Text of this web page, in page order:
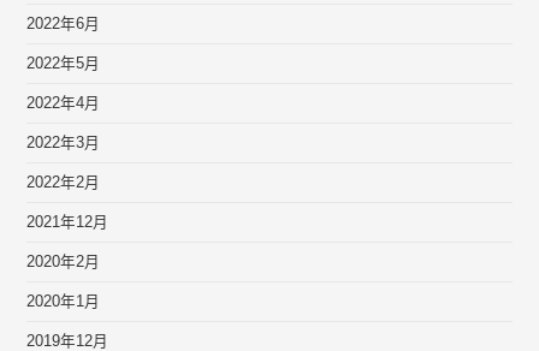
2022年6月
2022年5月
2022年4月
2022年3月
2022年2月
2021年12月
2020年2月
2020年1月
2019年12月